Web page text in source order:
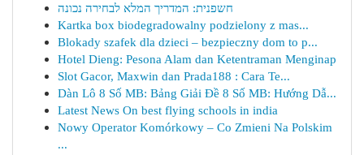
חשפנית: המדריך המלא לבחירה נכונה
Kartka box biodegradowalny podzielony z mas...
Blokady szafek dla dzieci – bezpieczny dom to p...
Hotel Dieng: Pesona Alam dan Ketentraman Menginap
Slot Gacor, Maxwin dan Prada188 : Cara Te...
Dàn Lô 8 Số MB: Bảng Giải Đề 8 Số MB: Hướng Dẫ...
Latest News On best flying schools in india
Nowy Operator Komórkowy – Co Zmieni Na Polskim
...